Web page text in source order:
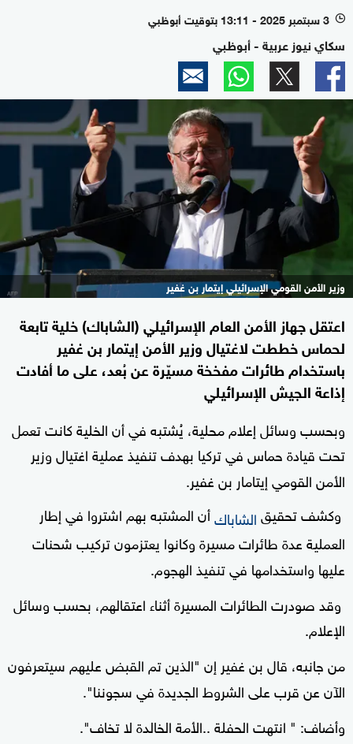
l 3 سبتمبر 2025 - 13:11 بتوقيت أبوظبي
سكاي نيوز عربية - أبوظبي
وزير الأمن القومي الإسرائيلي إيتمار بن غفير
اعتقل جهاز الأمن العام الإسرائيلي (الشاباك) خلية تابعة
لحماس خططت لاغتيال وزير الأمن إيتمار بن غفير
باستخدام طائرات مفخخة مسيّرة عن بُعد، على ما أفادت
إذاعة الجيش الإسرائيلي
وبحسب وسائل إعلام محلية، يُشتبه في أن الخلية كانت تعمل
تحت قيادة حماس في تركيا بهدف تنفيذ عملية اغتيال وزير
الأمن القومي إيتامار بن غفير.
وكشف تحقيقالشاباكأن المشتبه بهم اشتروا في إطار
العملية عدة طائرات مسيرة وكانوا يعتزمون تركيب شحنات
عليها واستخدامها في تنفيذ الهجوم.
وقد صودرت الطائرات المسيرة أثناء اعتقالهم، بحسب وسائل
الإعلام.
من جانبه، قالبن غفير إن "الذين تم القبض عليهم سيتعرفون
الآن عن قرب على الشروط الجديدة في سجوننا".
وأضاف: " انتهت الحفلة..الأمة الخالدة لا تخاف".